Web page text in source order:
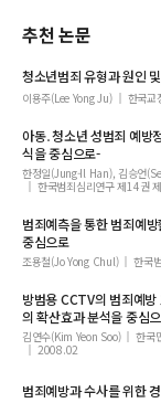
범죄예방을 위한 안전
레지던스 호텔의 판매
저축은행 재무구조가
부산지역 아파트 가격
추천 논문
청소년범죄유형과 원인 및
이용주(Lee Yong Ju) 한국교
아동․청소년 성범죄 예방
식을 중심으로-
한정일(Jung-Il Han), 김승언
한국범죄심리연구 제14권
범죄예측을 통한범죄예방
중심으로
조용철(Jo Yong Chul) 한국
방범용 CCTV의 범죄예방
의 확산효과 분석을 중심
김연수(Kim Yeon Soo) 한국
2008.02
범죄예방과 수사를 위한